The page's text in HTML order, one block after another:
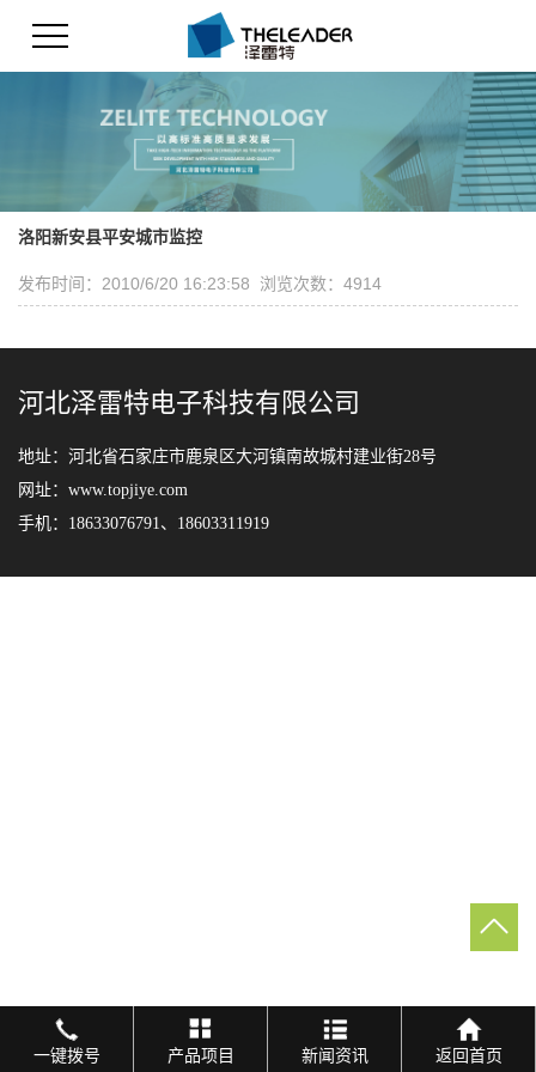
洛阳新安县平安城市监控
发布时间：2010/6/20 16:23:58 浏览次数：4914
河北泽雷特电子科技有限公司
地址：河北省石家庄市鹿泉区大河镇南故城村建业街28号
网址：www.topjiye.com
手机：18633076791、18603311919
一键拨号 产品项目 新闻资讯 返回首页